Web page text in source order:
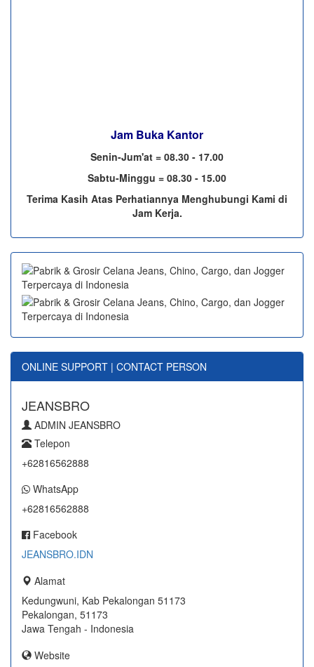
Jam Buka Kantor
Senin-Jum'at = 08.30 - 17.00
Sabtu-Minggu = 08.30 - 15.00
Terima Kasih Atas Perhatiannya Menghubungi Kami di
Jam Kerja.
ONLINE SUPPORT | CONTACT PERSON
JEANSBRO
ADMIN JEANSBRO
Telepon
+62816562888
WhatsApp
+62816562888
Facebook
JEANSBRO.IDN
Alamat
Kedungwuni, Kab Pekalongan 51173
Pekalongan, 51173
Jawa Tengah - Indonesia
Website